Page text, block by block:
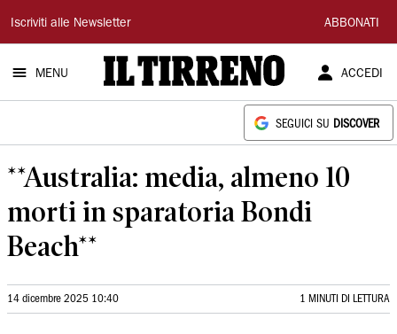
Il
Tirreno
Iscriviti alle Newsletter ABBONATI
MENU ACCEDI
SEGUICI SU DISCOVER
**Australia: media, almeno 10
morti in sparatoria Bondi
Beach**
14 dicembre 2025 10:40 1 MINUTI DI LETTURA